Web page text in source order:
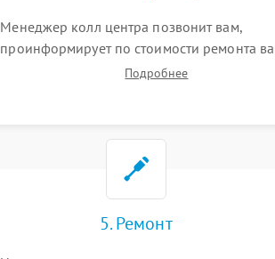
Менеджер колл центра позвонит вам,
проинформирует по стоимости ремонта
шредера а также ответит на все ваши
Подробнее
5. Ремонт